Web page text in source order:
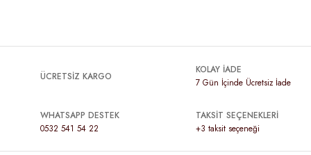
ÜCRETSİZ KARGO
KOLAY İADE
7 Gün İçinde Ücretsiz İade
WHATSAPP DESTEK
0532 541 54 22
TAKSİT SEÇENEKLERİ
+3 taksit seçeneği